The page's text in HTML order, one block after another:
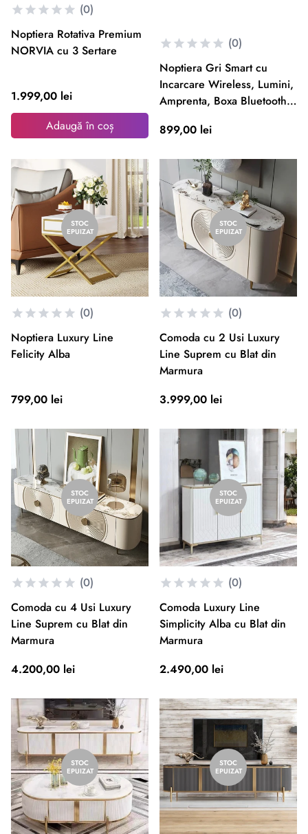
(0)
Noptiera Rotativa Premium
NORVIA cu 3 Sertare
1.999,00 lei
Adaugă în coș
(0)
Noptiera Gri Smart cu
Incarcare Wireless, Lumini,
Amprenta, Boxa Bluetooth
899,00 lei
STOC
EPUIZAT
(0)
Noptiera Luxury Line
Felicity Alba
799,00 lei
STOC
EPUIZAT
(0)
Comoda cu 2 Usi Luxury
Line Suprem cu Blat din
Marmura
3.999,00 lei
STOC
EPUIZAT
(0)
Comoda cu 4 Usi Luxury
Line Suprem cu Blat din
Marmura
4.200,00 lei
STOC
EPUIZAT
(0)
Comoda Luxury Line
Simplicity Alba cu Blat din
Marmura
2.490,00 lei
STOC
EPUIZAT
STOC
EPUIZAT